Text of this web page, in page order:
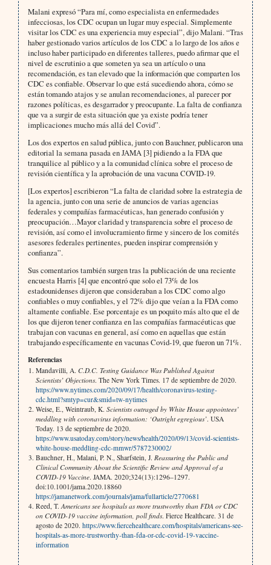
Malani expresó “Para mí, como especialista en enfermedades
infecciosas, los CDC ocupan un lugar muy especial. Simplemente
visitar los CDC es una experiencia muy especial”, dijo Malani. “Tras
haber gestionado varios artículos de los CDC a lo largo de los años e
incluso haber participado en diferentes talleres, puedo afirmar que el
nivel de escrutinio a que someten ya sea un artículo o una
recomendación, es tan elevado que la información que comparten los
CDC es confiable. Observar lo que está sucediendo ahora, cómo se
están tomando atajos y se anulan recomendaciones, al parecer por
razones políticas, es desgarrador y preocupante. La falta de confianza
que va a surgir de esta situación que ya existe podría tener
implicaciones mucho más allá del Covid”.
Los dos expertos en salud pública, junto con Bauchner, publicaron una
editorial la semana pasada en JAMA [3] pidiendo a la FDA que
tranquilice al público y a la comunidad clínica sobre el proceso de
revisión científica y la aprobación de una vacuna COVID-19.
[Los expertos] escribieron “La falta de claridad sobre la estrategia de
la agencia, junto con una serie de anuncios de varias agencias
federales y compañías farmacéuticas, han generado confusión y
preocupación…Mayor claridad y transparencia sobre el proceso de
revisión, así como el involucramiento firme y sincero de los comités
asesores federales pertinentes, pueden inspirar comprensión y
confianza”.
Sus comentarios también surgen tras la publicación de una reciente
encuesta Harris [4] que encontró que solo el 73% de los
estadounidenses dijeron que consideraban a los CDC como algo
confiables o muy confiables, y el 72% dijo que veían a la FDA como
altamente confiable. Ese porcentaje es un poquito más alto que el de
los que dijeron tener confianza en las compañías farmacéuticas que
trabajan con vacunas en general, así como en aquellas que están
trabajando específicamente en vacunas Covid-19, que fueron un 71%.
Referencias
Mandavilli, A. C.D.C. Testing Guidance Was Published Against
Scientists’ Objections. The New York Times. 17 de septiembre de 2020.
https://www.nytimes.com/2020/09/17/health/coronavirus-testing-
cdc.html?smtyp=cur&smid=tw-nytimes
Weise, E., Weintraub, K. Scientists outraged by White House appointees’
meddling with coronavirus information: ‘Outright egregious’. USA
Today. 13 de septiembre de 2020.
https://www.usatoday.com/story/news/health/2020/09/13/covid-scientists-
white-house-meddling-cdc-mmwr/5787230002/
Bauchner, H., Malani, P. N., Sharfstein, J. Reassuring the Public and
Clinical Community About the Scientific Review and Approval of a
COVID-19 Vaccine. JAMA. 2020;324(13):1296–1297.
doi:10.1001/jama.2020.18860
https://jamanetwork.com/journals/jama/fullarticle/2770681
Reed, T. Americans see hospitals as more trustworthy than FDA or CDC
on COVID-19 vaccine information, poll finds. Fierce Healthcare. 31 de
agosto de 2020. https://www.fiercehealthcare.com/hospitals/americans-see-
hospitals-as-more-trustworthy-than-fda-or-cdc-covid-19-vaccine-
information